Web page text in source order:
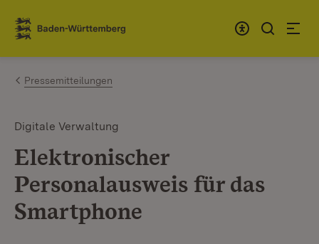
Zum Inhalt springen
Link zur Startseite
Pressemitteilungen
Digitale Verwaltung
Elektronischer
Personalausweis für das
Smartphone